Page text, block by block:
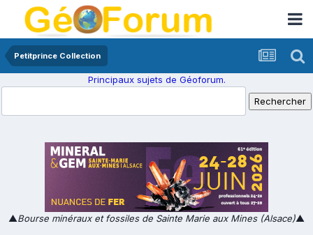
Petitprince Collection
Principaux sujets de Géoforum.
▲Bourse minéraux et fossiles de Sainte Marie aux Mines (Alsace)▲